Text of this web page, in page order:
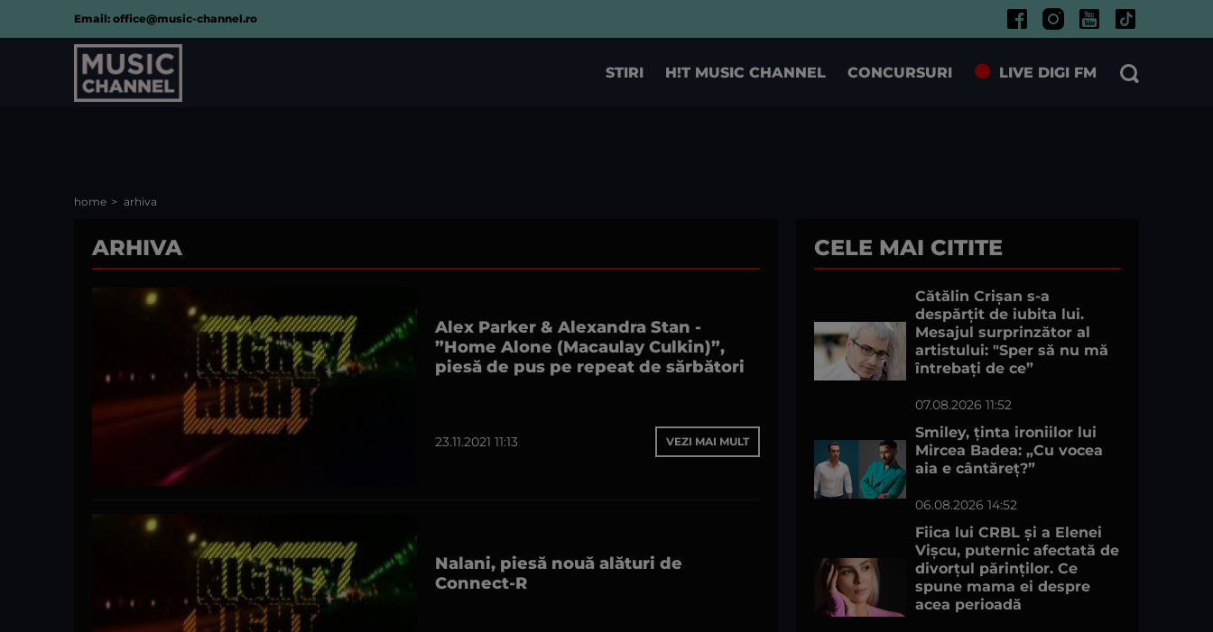
Email: office@music-channel.ro
STIRI H!T MUSIC CHANNEL CONCURSURI LIVE DIGI FM
home arhiva
ARHIVA
Alex Parker & Alexandra Stan -
”Home Alone (Macaulay Culkin)”,
piesă de pus pe repeat de sărbători
23.11.2021 11:13 VEZI MAI MULT
Nalani, piesă nouă alături de
Connect-R
CELE MAI CITITE
Cătălin Crișan s-a
despărțit de iubita lui.
Mesajul surprinzător al
artistului: "Sper să nu mă
întrebați de ce”
07.08.2026 11:52
Smiley, ținta ironiilor lui
Mircea Badea: „Cu vocea
aia e cântăreț?”
06.08.2026 14:52
Fiica lui CRBL și a Elenei
Vișcu, puternic afectată de
divorțul părinților. Ce
spune mama ei despre
acea perioadă